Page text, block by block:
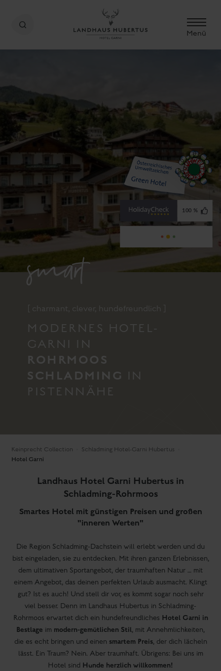
Menü
100 %
smart
[ charmant, clever, hundefreundlich ]
MODERNES HOTEL-
GARNI IN
ROHRMOOS
SCHLADMING IN
PISTENNÄHE
Keinprecht Collection Schladming Hotel-Garni Hubertus
Hotel Garni
Landhaus Hotel Garni Hubertus in
Schladming-Rohrmoos
Smartes Hotel mit günstigen Preisen und großen
"inneren Werten"
Die Region Schladming-Dachstein will erlebt werden und du
bist eingeladen, sie zu entdecken. Mit ihren ganzen Erlebnissen,
dem ultimativen Sportangebot, der traumhaften Natur … mit
einem Angebot, das deinen perfekten Urlaub ausmacht. Klingt
gut? Ist es auch! Und stell dir vor, es kommt sogar noch sehr
viel besser. Denn im Landhaus Hubertus in Schladming-
Rohrmoos erwartet dich ein hundefreundliches Hotel Garni in
Bestlage im modern-gemütlichen Stil, mit Annehmlichkeiten,
die es echt bringen und einen smartem Preis, der dich lächeln
lässt. Ein Traum? Nein. Aber traumhaft. Übrigens: Bei uns im
Hotel sind Hunde herzlich willkommen!